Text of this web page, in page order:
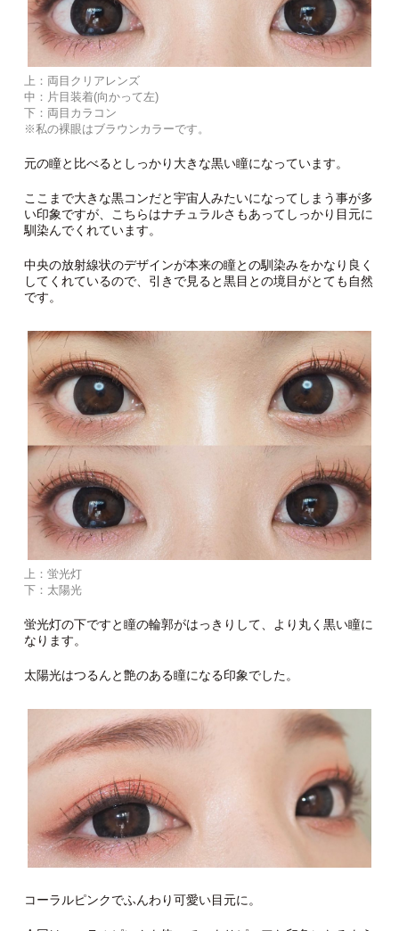
上：両目クリアレンズ
中：片目装着(向かって左)
下：両目カラコン
※私の裸眼はブラウンカラーです。
元の瞳と比べるとしっかり大きな黒い瞳になっています。
ここまで大きな黒コンだと宇宙人みたいになってしまう事が多
い印象ですが、こちらはナチュラルさもあってしっかり目元に
馴染んでくれています。
中央の放射線状のデザインが本来の瞳との馴染みをかなり良く
してくれているので、引きで見ると黒目との境目がとても自然
です。
上：蛍光灯
下：太陽光
蛍光灯の下ですと瞳の輪郭がはっきりして、より丸く黒い瞳に
なります。
太陽光はつるんと艶のある瞳になる印象でした。
コーラルピンクでふんわり可愛い目元に。